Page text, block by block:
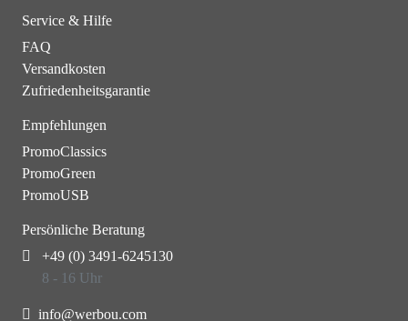
Service & Hilfe
FAQ
Versandkosten
Zufriedenheitsgarantie
Empfehlungen
PromoClassics
PromoGreen
PromoUSB
Persönliche Beratung
+49 (0) 3491-6245130
8 - 16 Uhr
info@werbou.com